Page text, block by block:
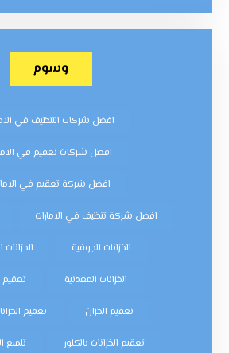
وسوم
افضل شركات التنظيف في
افضل شركات تعقيم في
افضل شركة تعقيم في
افضل شركة تنظيف في الامارات
الخزانات الجوفية الخزانات
الخزانات المعدنية تعقيم
تعقيم الخزان تعقيم
تعقيم الخزانات بالكلور تلميع